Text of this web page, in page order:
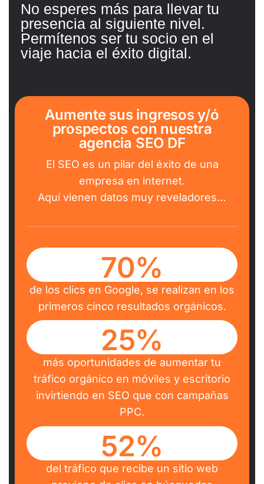
No esperes más para llevar tu
presencia al siguiente nivel.
Permítenos ser tu socio en el
viaje hacia el éxito digital.
Aumente sus ingresos y/ó
prospectos con nuestra
agencia SEO DF
El SEO es un pilar del éxito de una
empresa en internet.
Aquí vienen datos muy reveladores…
70%
de los clics en Google, se realizan en los
primeros cinco resultados orgánicos.
25%
más oportunidades de aumentar tu
tráfico orgánico en móviles y escritorio
invirtiendo en SEO que con campañas
PPC.
52%
del tráfico que recibe un sitio web